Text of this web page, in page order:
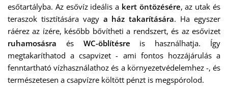
esőtartályba. Az esővíz ideális a kert öntözésére, az utak és
teraszok tisztítására vagy a ház takarítására. Ha egyszer
ráérez az ízére, később bővítheti a rendszert, és az esővizet
ruhamosásra és WC-öblítésre is használhatja. Így
megtakaríthatod a csapvizet - ami fontos hozzájárulás a
fenntartható vízhasználathoz és a környezetvédelemhez -, és
természetesen a csapvízre költött pénzt is megspórolod.